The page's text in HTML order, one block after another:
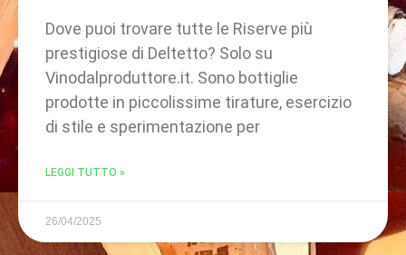
Dove puoi trovare tutte le Riserve più
prestigiose di Deltetto? Solo su
Vinodalproduttore.it. Sono bottiglie
prodotte in piccolissime tirature, esercizio
di stile e sperimentazione per
LEGGI TUTTO »
26/04/2025